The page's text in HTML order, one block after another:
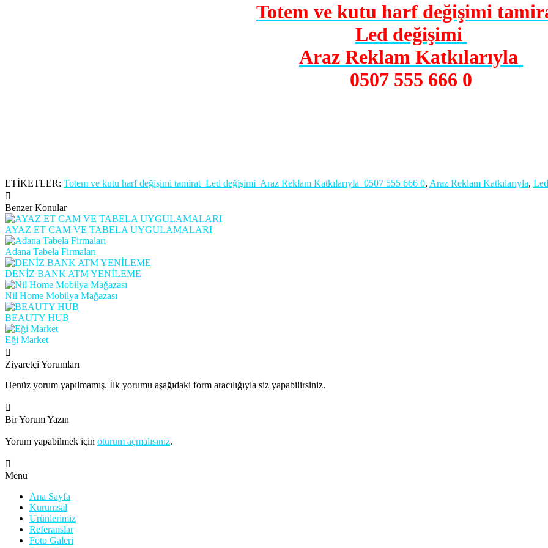
Totem ve kutu harf değişimi
Led değişimi
Araz Reklam Katkılarıyla
0507 555 666 0
ETİKETLER: Totem ve kutu harf değişimi tamirat Led değişimi Araz Reklam Katkılarıyla 0507 555 666 0, Araz Reklam Katkılarıyla,
Benzer Konular
AYAZ ET CAM VE TABELA UYGULAMALARI
Adana Tabela Firmaları
DENİZ BANK ATM YENİLEME
Nil Home Mobilya Mağazası
BEAUTY HUB
Eği Market
Ziyaretçi Yorumları
Henüz yorum yapılmamış. İlk yorumu aşağıdaki form aracılığıyla siz yapabilirsiniz.
Bir Yorum Yazın
Yorum yapabilmek için oturum açmalısınız.
Menü
Ana Sayfa
Kurumsal
Ürünlerimiz
Referanslar
Foto Galeri